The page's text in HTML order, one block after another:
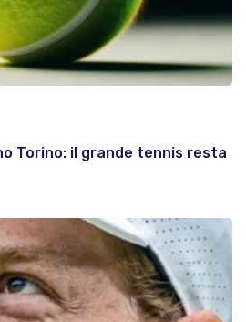
Torino: il grande tennis resta